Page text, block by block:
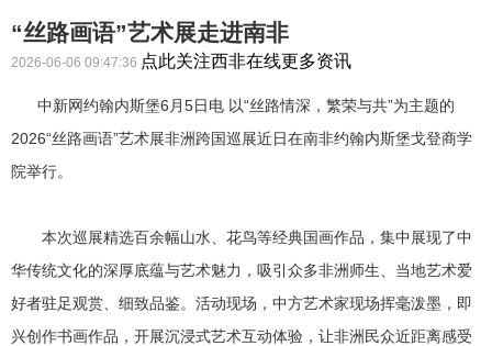
“丝路画语”艺术展走进南非
2026-06-06 09:47:36 点此关注西非在线更多资讯
中新网约翰内斯堡6月5日电 以“丝路情深，繁荣与共”为主题的
2026“丝路画语”艺术展非洲跨国巡展近日在南非约翰内斯堡戈登商学
院举行。
本次巡展精选百余幅山水、花鸟等经典国画作品，集中展现了中
华传统文化的深厚底蕴与艺术魅力，吸引众多非洲师生、当地艺术爱
好者驻足观赏、细致品鉴。活动现场，中方艺术家现场挥毫泼墨，即
兴创作书画作品，开展沉浸式艺术互动体验，让非洲民众近距离感受